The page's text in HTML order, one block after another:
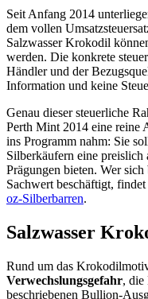
Seit Anfang 2014
dem vollen
Salzwasser Krokodil
werden. Die konkrete
Händler und der
Information und keine
Genau dieser steuerliche
Perth Mint 2014 eine reine
ins Programm nahm: Sie
Silberkäufern eine
Prägungen bieten. Wer
Sachwert beschäftigt,
oz-Silberbarren.
Salzwasser
Rund um das
Verwechslungsgefahr, die
beschriebenen Bullion-